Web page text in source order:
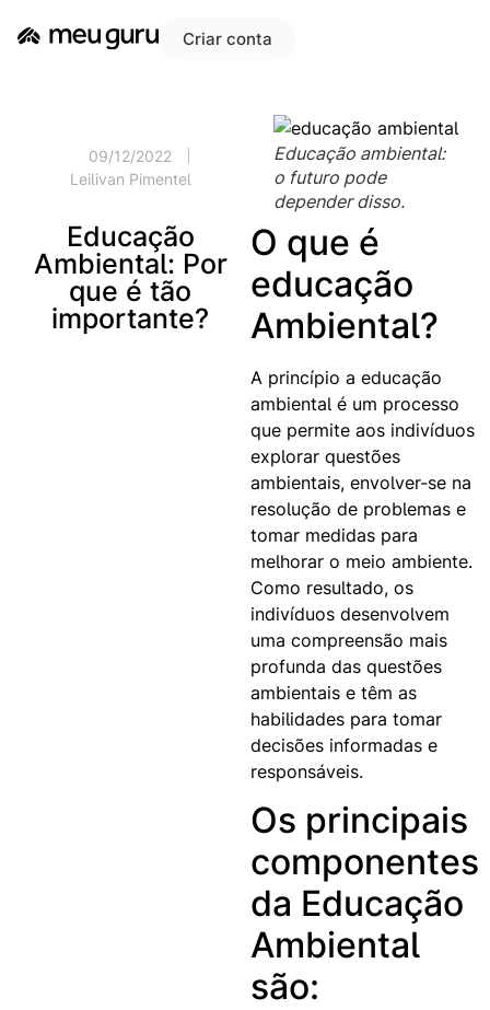
Criar conta
09/12/2022
Leilivan Pimentel
Educação
Ambiental: Por
que é tão
importante?
Educação ambiental:
o futuro pode
depender disso.
O que é
educação
Ambiental?
A princípio a educação
ambiental é um processo
que permite aos indivíduos
explorar questões
ambientais, envolver-se na
resolução de problemas e
tomar medidas para
melhorar o meio ambiente.
Como resultado, os
indivíduos desenvolvem
uma compreensão mais
profunda das questões
ambientais e têm as
habilidades para tomar
decisões informadas e
responsáveis.
Os principais
componentes
da Educação
Ambiental
são: